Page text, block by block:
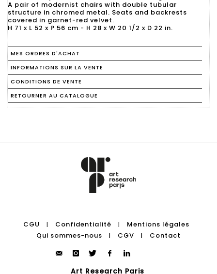
A pair of modernist chairs with double tubular
structure in chromed metal. Seats and backrests
covered in garnet-red velvet.
H 71 x L 52 x P 56 cm - H 28 x W 20 1/2 x D 22 in.
MES ORDRES D'ACHAT
INFORMATIONS SUR LA VENTE
CONDITIONS DE VENTE
RETOURNER AU CATALOGUE
CGU | Confidentialité |
Mentions légales
Qui sommes-nous
| CGV | Contact
Art Research Paris